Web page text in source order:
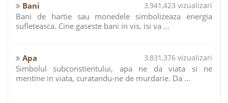
Bani 3,941,423 vizualizari
Bani de hartie sau monedele simbolizeaza energia
sufleteasca. Cine gaseste bani in vis, isi va ...
Apa 3,831,376 vizualizari
Simbolul subconstientului, apa ne da viata si ne
mentine in viata, curatandu-ne de murdarie. Da ...